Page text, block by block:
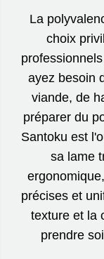
La
choix
ayez besoin
viande, de
préparer du
Santoku est
sa lame
précises et
texture et la
prendre